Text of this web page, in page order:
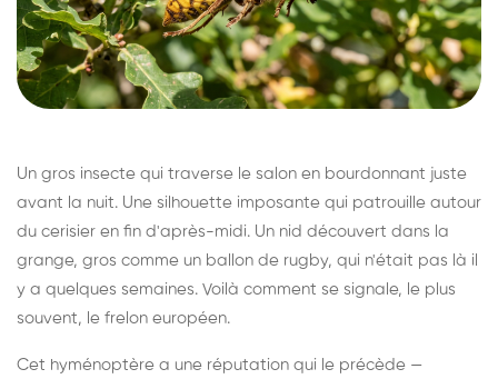
Un gros insecte qui traverse le salon en bourdonnant juste
avant la nuit. Une silhouette imposante qui patrouille autour
du cerisier en fin d'après-midi. Un nid découvert dans la
grange, gros comme un ballon de rugby, qui n'était pas là il
y a quelques semaines. Voilà comment se signale, le plus
souvent, le frelon européen.
Cet hyménoptère a une réputation qui le précède —